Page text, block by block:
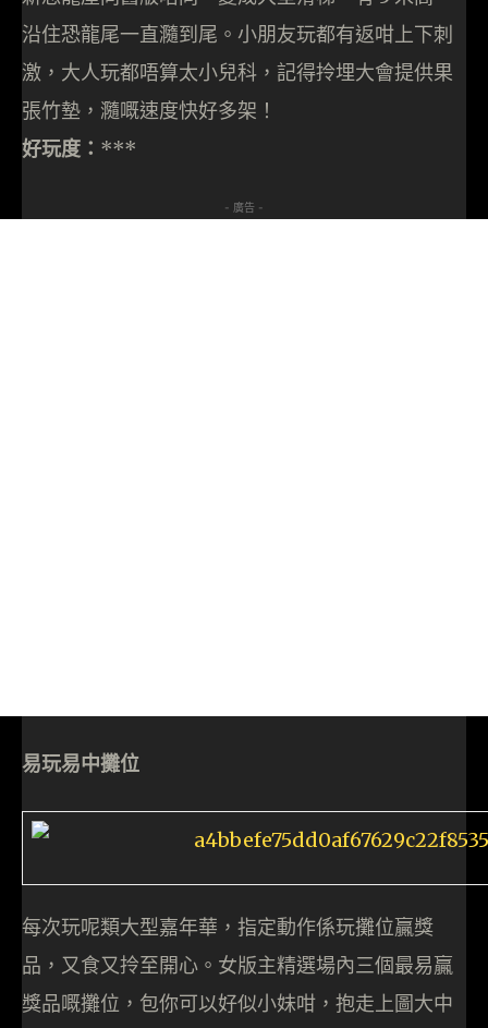
沿住恐龍尾一直瀡到尾。小朋友玩都有返咁上下刺
激，大人玩都唔算太小兒科，記得拎埋大會提供果
張竹墊，瀡嘅速度快好多架！
好玩度： ***
- 廣告 -
易玩易中攤位
每次玩呢類大型嘉年華，指定動作係玩攤位贏獎
品，又食又拎至開心。女版主精選場內三個最易贏
獎品嘅攤位，包你可以好似小妹咁，抱走上圖大中